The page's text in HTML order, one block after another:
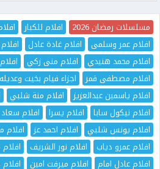
مسلسلات رمضان 2026 افلام للكبار
افلام عمر وسلمى
افلام غادة عادل
افلام محمد هنيدي
افلام منى زكي
افلام مصطفى قمر
اجزاء فيام بخيت وعديله
افلام ياسمين عبدالعزيز
افلام منة شلبي
افلام نيكول سابا
افلام يسرا افلام
افلام يونس شلبي
افلام احمد عز
افلام
افلام عمرو دياب
افلام نور الشريف
افلام عادل امام
افلام ميرفت امين